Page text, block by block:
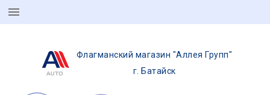
Флагманский магазин "Аллея Групп"
г. Батайск